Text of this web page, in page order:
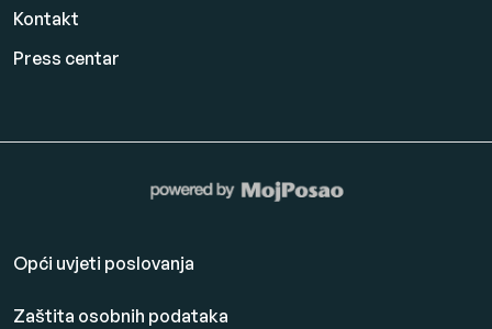
Kontakt
Press centar
Opći uvjeti poslovanja
Zaštita osobnih podataka